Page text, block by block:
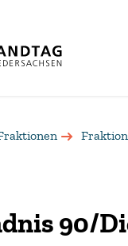
90/